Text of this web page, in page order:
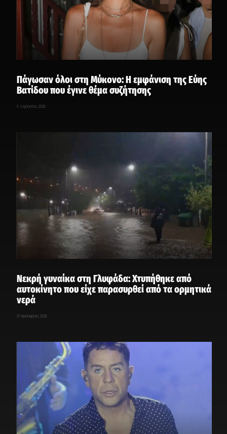
Πάγωσαν όλοι στη Μύκονο: Η εμφάνιση της Εύης
Βατίδου που έγινε θέμα συζήτησης
5 Αυγούστου, 2026
Νεκρή γυναίκα στη Γλυφάδα: Χτυπήθηκε από
αυτοκίνητο που είχε παρασυρθεί από τα ορμητικά
νερά
21 Ιανουαρίου, 2026